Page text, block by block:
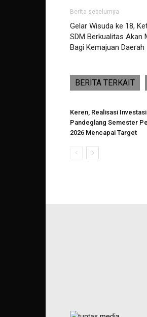
Berita sebelumya
Gelar Wisuda ke 18,
SDM Berkualitas Akan
Bagi Kemajuan Daerah
BERITA TERKAIT
Keren, Realisasi
Pandeglang Semester
2026 Mencapai Target